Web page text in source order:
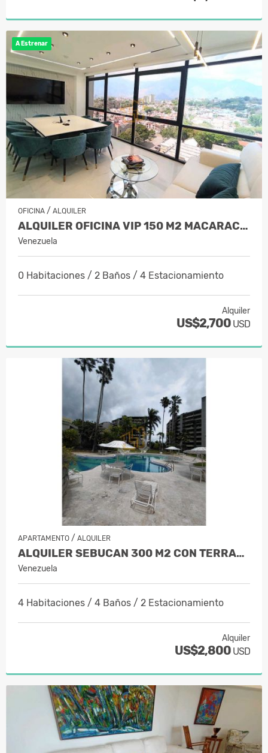
A Estrenar
OFICINA / ALQUILER
ALQUILER OFICINA VIP 150 M2 MACARAC…
Venezuela
0 Habitaciones / 2 Baños / 4 Estacionamiento
Alquiler
US$2,700 USD
APARTAMENTO / ALQUILER
ALQUILER SEBUCAN 300 M2 CON TERRAZA Y…
Venezuela
4 Habitaciones / 4 Baños / 2 Estacionamiento
Alquiler
US$2,800 USD